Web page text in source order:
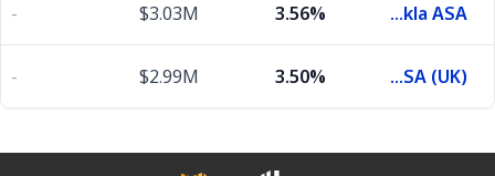
Orkla ASA
3.56%
$3.03M
-
Subsea 7 SA (UK)
3.50%
$2.99M
-